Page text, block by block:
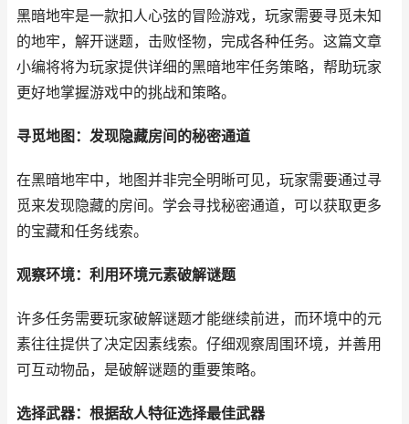
黑暗地牢是一款扣人心弦的冒险游戏，玩家需要寻觅未知
的地牢，解开谜题，击败怪物，完成各种任务。这篇文章
小编将将为玩家提供详细的黑暗地牢任务策略，帮助玩家
更好地掌握游戏中的挑战和策略。
寻觅地图：发现隐藏房间的秘密通道
在黑暗地牢中，地图并非完全明晰可见，玩家需要通过寻
觅来发现隐藏的房间。学会寻找秘密通道，可以获取更多
的宝藏和任务线索。
观察环境：利用环境元素破解谜题
许多任务需要玩家破解谜题才能继续前进，而环境中的元
素往往提供了决定因素线索。仔细观察周围环境，并善用
可互动物品，是破解谜题的重要策略。
选择武器：根据敌人特征选择最佳武器